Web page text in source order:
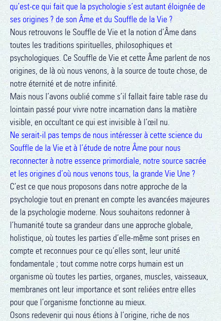
qu’est-ce qui fait que la psychologie s’est autant éloignée de
ses origines ? de son Âme et du Souffle de la Vie ?
Nous retrouvons le Souffle de Vie et la notion d’Âme dans
toutes les traditions spirituelles, philosophiques et
psychologiques. Ce Souffle de Vie et cette Âme parlent de nos
origines, de là où nous venons, à la source de toute chose, de
notre éternité et de notre infinité.
Mais nous l’avons oublié comme s’il fallait faire table rase du
lointain passé pour vivre notre incarnation dans la matière
visible, en occultant ce qui est invisible à l’œil nu.
Ne serait-il pas temps de nous intéresser à cette science du
Souffle de la Vie et à l’étude de notre Âme pour nous
reconnecter à notre essence primordiale, notre source sacrée
et les origines d’où nous venons tous, la grande Vie Une ?
C’est ce que nous proposons dans notre approche de la
psychologie tout en prenant en compte les avancées majeures
de la psychologie moderne. Nous souhaitons redonner à
l’humanité toute sa grandeur dans une approche globale,
holistique, où toutes les parties d’elle-même sont prises en
compte et reconnues pour ce qu’elles sont, leur unité
fondamentale ; tout comme notre corps humain est un
organisme où toutes les parties, organes, muscles, vaisseaux,
membranes ont leur importance et sont reliées entre elles
pour que l’organisme fonctionne au mieux.
Osons redevenir qui nous étions à l’origine, riche de nos